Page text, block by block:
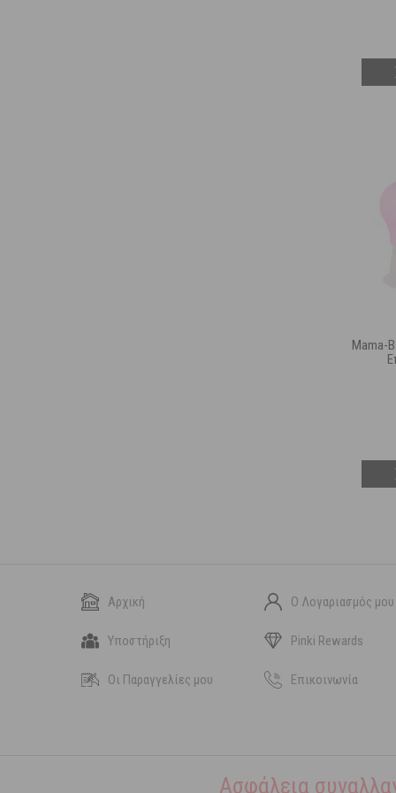
Mama-
Αρχική Ο Λογαριασμός μου
Υποστήριξη Pinki Rewards
Οι Παραγγελίες μου Επικοινωνία
Ασφάλεια